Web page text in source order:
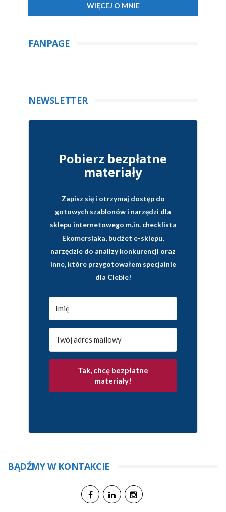
WIĘCEJ O MNIE
FANPAGE
NEWSLETTER
Pobierz bezpłatne
materiały
Zapisz się i otrzymaj dostęp do
gotowych szablonów i narzędzi dla
sklepu internetowego m.in. checklista
Ekomersiaka, budżet e-sklepu,
narzędzie do analizy konkurencji oraz
inne, które przygotowałem specjalnie
dla Ciebie!
Tak, chcę bezpłatne
materiały!
BĄDŹMY W KONTAKCIE